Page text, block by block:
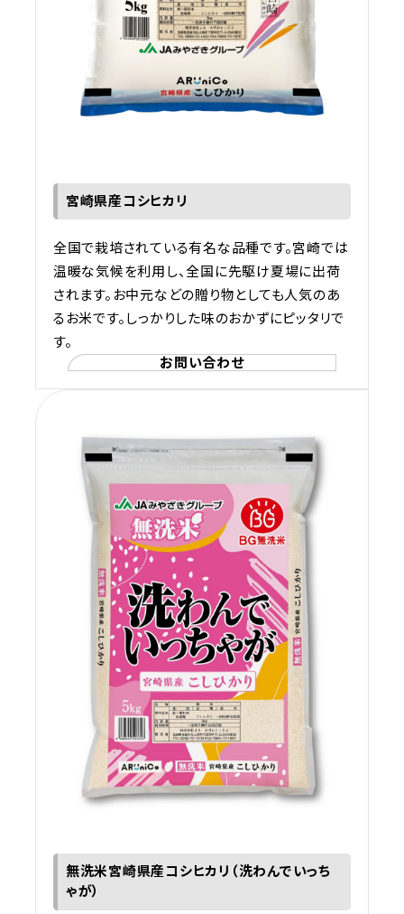
宮崎県産コシヒカリ
全国で栽培されている有名な品種です。宮崎では
温暖な気候を利用し、全国に先駆け夏場に出荷
されます。お中元などの贈り物としても人気のあ
るお米です。しっかりした味のおかずにピッタリで
す。
お問い合わせ
無洗米宮崎県産コシヒカリ（洗わんでいっち
ゃが）